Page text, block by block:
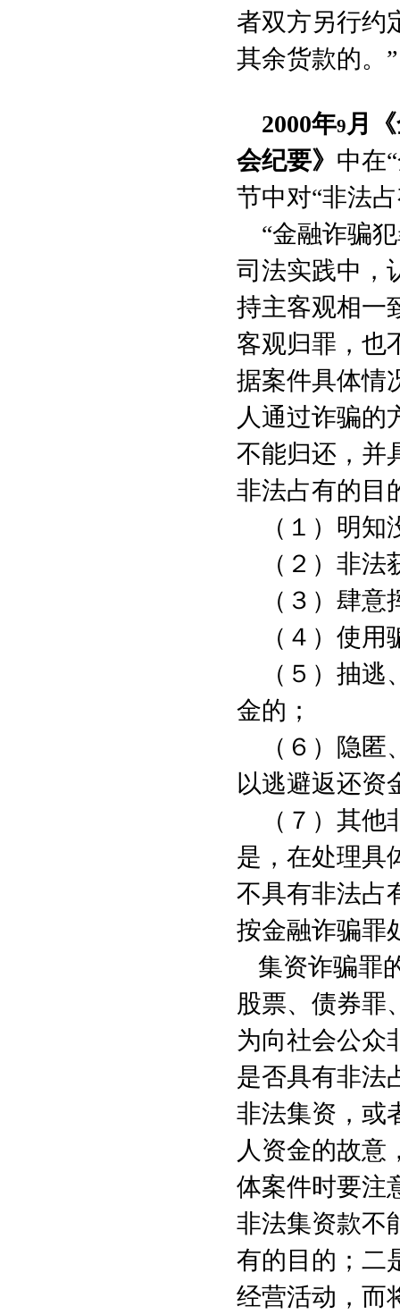
者双方另行约
其余货款的。”
2000年9 月
会纪要》 中在
节中对“非法
“金融诈骗
司法实践中，
持主客观相一
客观归罪，也
据案件具体情
人通过诈骗的
不能归还，并
非法占有的目
（１）明
（２）非
（３）肆
（４）使
（５）抽
金的；
（６）隐
以逃避返还资
（７）其
是，在处理具
不具有非法占
按金融诈骗罪
集资诈骗罪
股票、债券罪
为向社会公众
是否具有非法
非法集资，或
人资金的故意
体案件时要注
非法集资款不
有的目的；二
经营活动，而